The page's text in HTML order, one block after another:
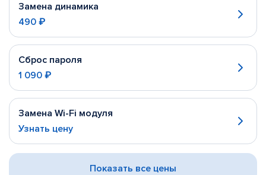
Замена динамика
490 ₽
Сброс пароля
1 090 ₽
Замена Wi-Fi модуля
Узнать цену
Показать все цены